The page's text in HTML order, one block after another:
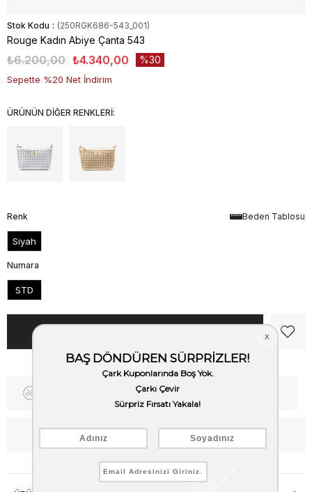
Stok Kodu (250RGK686-543_001)
Rouge Kadın Abiye Çanta 543
₺6.200,00 ₺4.340,00 30
Sepette %20 Net İndirim
ÜRÜNÜN DİĞER RENKLERİ:
Beden Tablosu
Renk
Siyah
Numara
STD
Fiyat Düşünce Haber Ver
WhatsApp’tan Bilgi Al